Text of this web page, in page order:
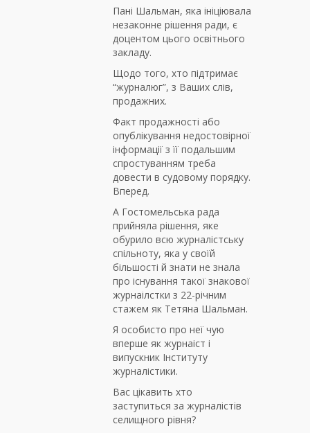
Пані Шальман, яка ініціювала
незаконне рішення ради, є
доцентом цього освітнього
закладу.
Щодо того, хто підтримає
“журналюг”, з Ваших слів,
продажних.
Факт продажності або
опублікування недостовірної
інформації з її подальшим
спростуванням треба
довести в судовому порядку.
Вперед.
А Гостомельська рада
прийняла рішення, яке
обурило всю журналістську
спільноту, яка у своїй
більшості й знати не знала
про існування такої знакової
журнаілстки з 22-річним
стажем як Тетяна Шальман.
Я особисто про неї чую
вперше як журнаіст і
випускник Інституту
журналістики.
Вас цікавить хто
заступиться за журналістів
селищного рівня?